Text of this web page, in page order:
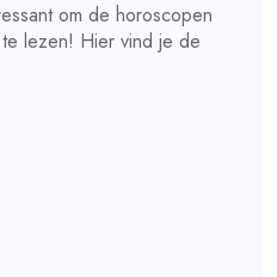
om de horoscopen
lezen! Hier vind je de